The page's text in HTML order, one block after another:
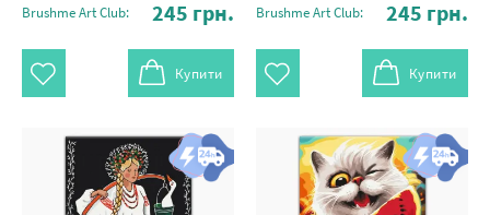
Brushme Art Club: 245 грн.
Купити
Brushme Art Club: 245 грн.
Купити